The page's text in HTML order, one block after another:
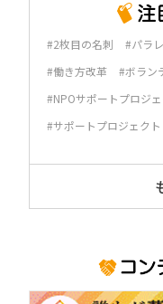
#2枚目の名刺 #パラ
#働き方改革
#ボラン
#NPOサポートプロジ
#サポートプロジェクト